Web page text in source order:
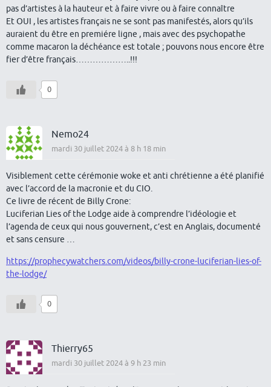
pas d’artistes à la hauteur et à faire vivre ou à faire connaître
Et OUI , les artistes français ne se sont pas manifestés, alors qu’ils
auraient du être en premiére ligne , mais avec des psychopathe
comme macaron la déchéance est totale ; pouvons nous encore être
fier d’être français………………..!!!
0
Nemo24
mardi 30 juillet 2024 à 8 h 18 min
Visiblement cette cérémonie woke et anti chrétienne a été planifié
avec l’accord de la macronie et du CIO.
Ce livre de récent de Billy Crone:
Luciferian Lies of the Lodge aide à comprendre l’idéologie et
l’agenda de ceux qui nous gouvernent, c’est en Anglais, documenté
et sans censure …
https://prophecywatchers.com/videos/billy-crone-luciferian-lies-of-
the-lodge/
0
Thierry65
mardi 30 juillet 2024 à 9 h 23 min